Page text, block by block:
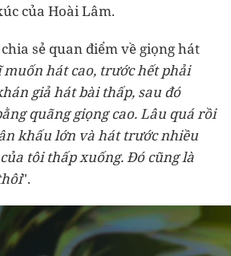
của Hoài Lâm.
sẻ quan điểm về giọng hát
muốn hát cao, trước hết phải
giả hát bài thấp, sau đó
quãng giọng cao. Lâu quá rồi
khấu lớn và hát trước nhiều
tôi thấp xuống. Đó cũng là
".